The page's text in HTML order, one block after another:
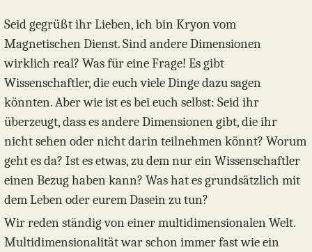
Seid gegrüßt ihr Lieben, ich bin Kryon vom
Magnetischen Dienst. Sind andere Dimensionen
wirklich real? Was für eine Frage! Es gibt
Wissenschaftler, die euch viele Dinge dazu sagen
könnten. Aber wie ist es bei euch selbst: Seid ihr
überzeugt, dass es andere Dimensionen gibt, die ihr
nicht sehen oder nicht darin teilnehmen könnt? Worum
geht es da? Ist es etwas, zu dem nur ein Wissenschaftler
einen Bezug haben kann? Was hat es grundsätzlich mit
dem Leben oder eurem Dasein zu tun?
Wir reden ständig von einer multidimensionalen Welt.
Multidimensionalität war schon immer fast wie ein